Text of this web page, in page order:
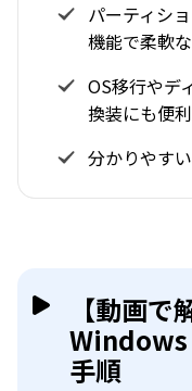
パーティシ
機能で柔軟
OS移行やデ
換装にも便利
分かりやす
【動画
Windows
手順